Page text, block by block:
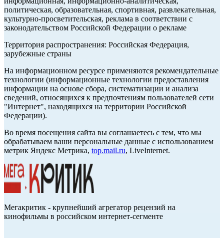
политическая, образовательная, спортивная, развлекательная,
культурно-просветительская, реклама в соответствии с
законодательством Российской Федерации о рекламе
Территория распространения: Российская Федерация,
зарубежные страны
На информационном ресурсе применяются рекомендательные
технологии (информационные технологии предоставления
информации на основе сбора, систематизации и анализа
сведений, относящихся к предпочтениям пользователей сети
"Интернет", находящихся на территории Российской
Федерации).
Во время посещения сайта вы соглашаетесь с тем, что мы
обрабатываем ваши персональные данные с использованием
метрик Яндекс Метрика, top.mail.ru, LiveInternet.
Мегакритик - крупнейший агрегатор рецензий на
кинофильмы в российском интернет-сегменте